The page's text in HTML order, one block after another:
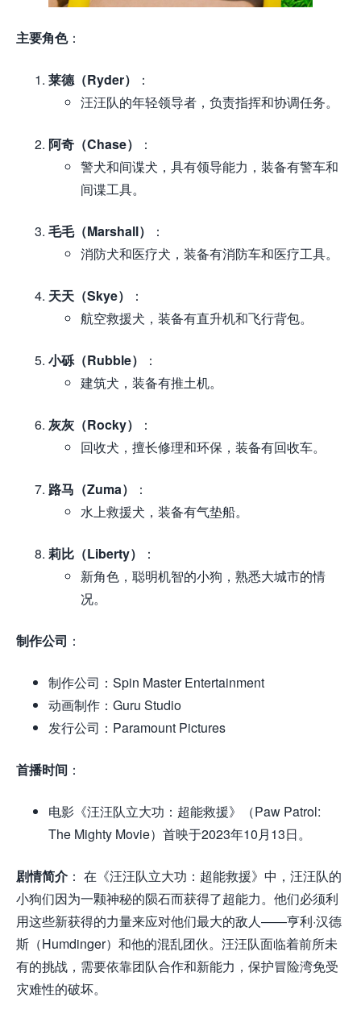
主要角色：
莱德（Ryder）
：
汪汪队的年轻领导者，负责指挥和协调任务。
阿奇（Chase）
：
警犬和间谍犬，具有领导能力，装备有警车和
间谍工具。
毛毛（Marshall）
：
消防犬和医疗犬，装备有消防车和医疗工具。
天天（Skye）
：
航空救援犬，装备有直升机和飞行背包。
小砾（Rubble）
：
建筑犬，装备有推土机。
灰灰（Rocky）
：
回收犬，擅长修理和环保，装备有回收车。
路马（Zuma）
：
水上救援犬，装备有气垫船。
莉比（Liberty）
：
新角色，聪明机智的小狗，熟悉大城市的情
况。
制作公司 ：
制作公司：Spin Master Entertainment
动画制作：Guru Studio
发行公司：Paramount Pictures
首播时间 ：
电影《汪汪队立大功：超能救援》（Paw Patrol:
The Mighty Movie）首映于2023年10月13日。
剧情简介： 在《汪汪队立大功：超能救援》中，汪汪队的
小狗们因为一颗神秘的陨石而获得了超能力。他们必须利
用这些新获得的力量来应对他们最大的敌人——亨利·汉德
斯（Humdinger）和他的混乱团伙。汪汪队面临着前所未
有的挑战，需要依靠团队合作和新能力，保护冒险湾免受
灾难性的破坏。